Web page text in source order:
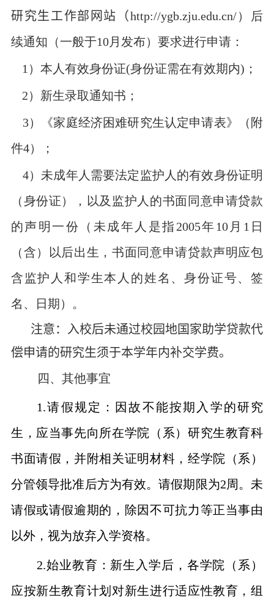
研究生工作部网站（http://ygb.zju.edu.cn/）后
续通知（一般于10月发布）要求进行申请：
1 ）本人有效身份证(身份证需在有效期内) ；
2）新生录取通知书；
3）《家庭经济困难研究生认定申请表》（附
件4）；
4）未成年人需要法定监护人的有效身份证明
（身份证），以及监护人的书面同意申请贷款
的声明一份（未成年人是指 2005年10月 1 日
（含）以后出生，书面同意申请贷款声明应包
含监护人和学生本人的姓名、身份证号、签
名、日期）。
注意：
入校后未通过校园地国家助学贷款代
偿申请的研究生须于本学年内补交学费。
四、其他事宜
1.请假规定：因故不能按期入学的研究
生，应当事先向所在学院（系）研究生教育科
书面请假，并附相关证明材料，经学院（系）
分管领导批准后方为有效。请假期限为2周。未
请假或请假逾期的，除因不可抗力等正当事由
以外，视为放弃入学资格。
2.始业教育：新生入学后，各学院（系）
应按新生教育计划对新生进行适应性教育，组